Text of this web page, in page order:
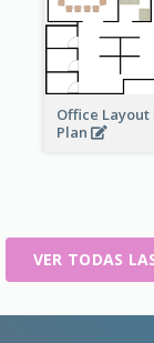
Office
Plan
VER TODAS